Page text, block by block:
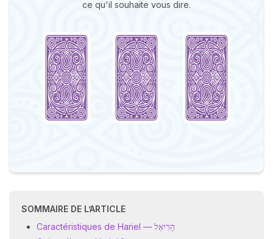
ce qu'il souhaite vous dire.
SOMMAIRE DE L’ARTICLE
Caractéristiques de Hariel — הָרִיאֵל